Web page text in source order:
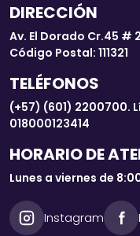
DIRECCIÓN
Av. El Dorado Cr.45 #
Código Postal: 111321
TELÉFONOS
(+57) (601) 2200700.
018000123414
HORARIO DE
Lunes a viernes de
Instagram